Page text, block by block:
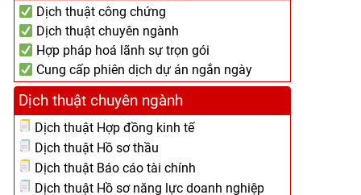
Dịch thuật công chứng
Dịch thuật chuyên ngành
Hợp pháp hoá lãnh sự trọn gói
Cung cấp phiên dịch dự án ngắn ngày
Dịch thuật chuyên ngành
Dịch thuật Hợp đồng kinh tế
Dịch thuật Hồ sơ thầu
Dịch thuật Báo cáo tài chính
Dịch thuật Hồ sơ năng lực doanh nghiệp